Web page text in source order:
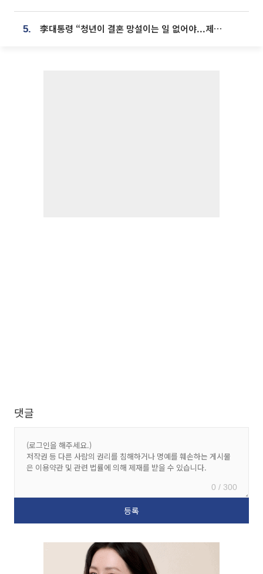
5. 李대통령 “청년이 결혼 망설이는 일 없어야...제도상 불이익 조사”
댓글
0 / 300